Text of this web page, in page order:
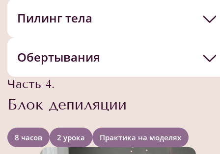
Пилинг тела
Обертывания
Часть 4.
Блок депиляции
8 часов 2 урока Практика на моделях